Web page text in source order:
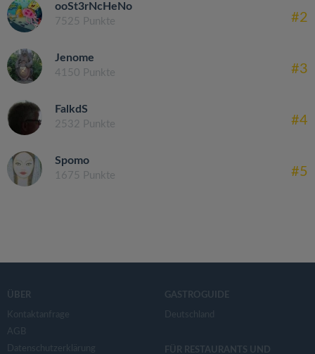
ooSt3rNcHeNo
7525 Punkte #2
Jenome
4150 Punkte #3
FalkdS
2532 Punkte #4
Spomo
1675 Punkte #5
ÜBER
Kontaktanfrage
AGB
Datenschutzerklärung
GASTROGUIDE
Deutschland
FÜR RESTAURANTS UND